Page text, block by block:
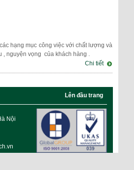
hạng mục công việc với chất lượng và
, nguyện vọng của khách hàng .
Chi tiết
Lên đầu trang
Nội